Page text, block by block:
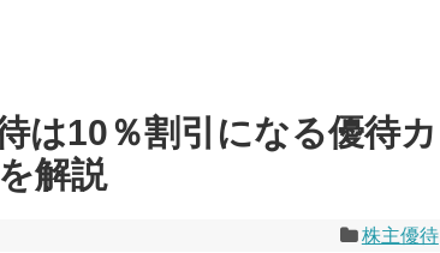
は10％割引になる優待カ
解説
株主優待